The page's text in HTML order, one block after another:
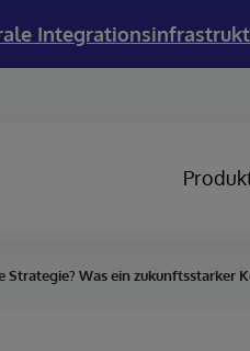
Strategie? Was ein